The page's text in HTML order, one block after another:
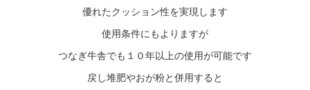
優れたクッション性を実現します
使用条件にもよりますが
つなぎ牛舎でも１０年以上の使用が可能です
戻し堆肥やおが粉と併用すると